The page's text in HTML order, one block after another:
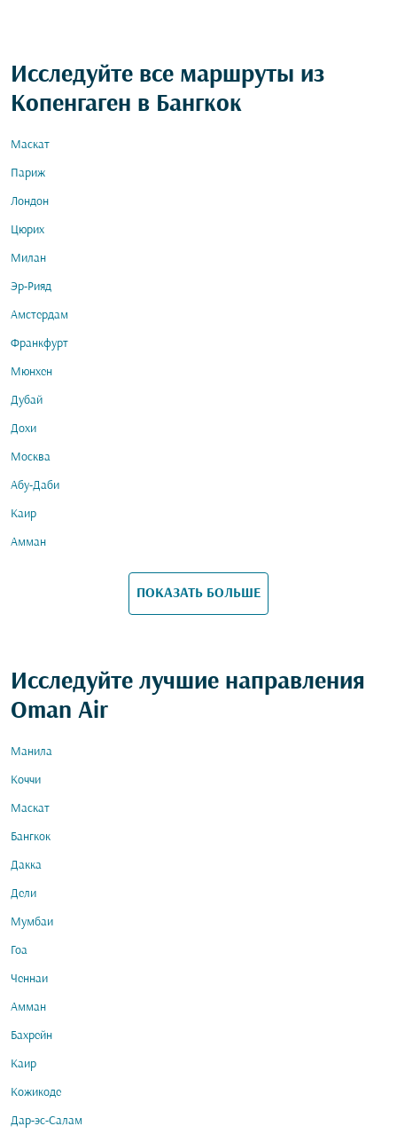
Исследуйте все маршруты из
Копенгаген в Бангкок
Маскат
Париж
Лондон
Цюрих
Милан
Эр-Рияд
Амстердам
Франкфурт
Мюнхен
Дубай
Дохи
Москва
Абу-Даби
Каир
Амман
ПОКАЗАТЬ БОЛЬШЕ
Исследуйте лучшие направления
Oman Air
Манила
Коччи
Маскат
Бангкок
Дакка
Дели
Мумбаи
Гоа
Ченнаи
Амман
Бахрейн
Каир
Кожикоде
Дар-эс-Салам